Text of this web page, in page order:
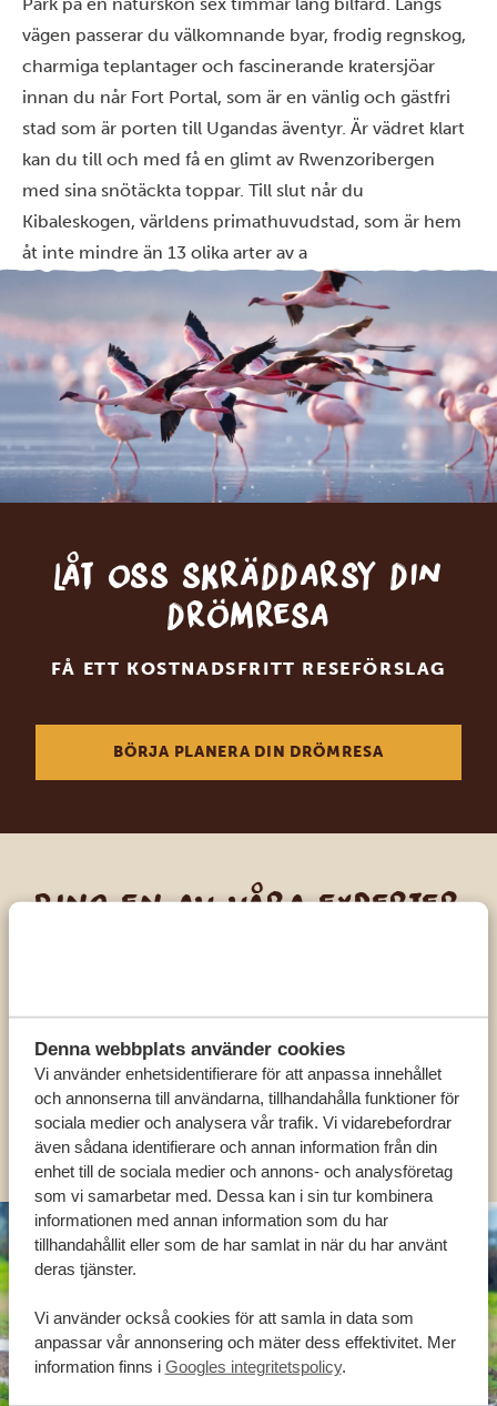
Denna webbplats använder cookies
Vi använder enhetsidentifierare för att anpassa innehållet
och annonserna till användarna, tillhandahålla funktioner för
sociala medier och analysera vår trafik. Vi vidarebefordrar
även sådana identifierare och annan information från din
enhet till de sociala medier och annons- och analysföretag
som vi samarbetar med. Dessa kan i sin tur kombinera
informationen med annan information som du har
tillhandahållit eller som de har samlat in när du har använt
deras tjänster.
Vi använder också cookies för att samla in data som
anpassar vår annonsering och mäter dess effektivitet. Mer
information finns i Googles integritetspolicy.
vägen passerar du välkomnande byar, frodig regnskog,
charmiga teplantager och fascinerande kratersjöar
innan du når Fort Portal, som är en vänlig och gästfri
stad som är porten till Ugandas äventyr. Är vädret klart
kan du till och med få en glimt av Rwenzoribergen
med sina snötäckta toppar. Till slut når du
Kibaleskogen, världens primathuvudstad, som är hem
åt inte mindre än 13 olika arter av a
Låt oss skräddarsy din
drömresa
FÅ ETT KOSTNADSFRITT RESEFÖRSLAG
BÖRJA PLANERA DIN DRÖMRESA
Ring en av våra experter
SV:+31 174 788 101
OLIKA LÄNDER